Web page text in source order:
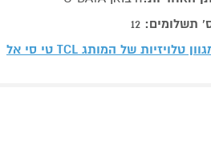
תשלומים: 12
טלויזיות של המותג TCL טי סי אל